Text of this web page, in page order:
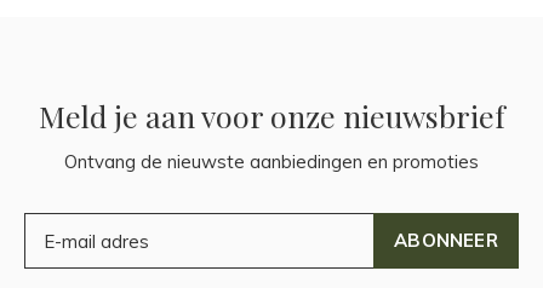
Meld je aan voor onze nieuwsbrief
Ontvang de nieuwste aanbiedingen en promoties
ABONNEER